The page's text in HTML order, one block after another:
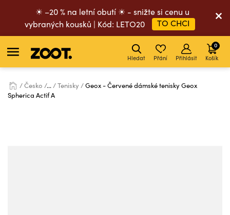
☀ –20 % na letní obutí ☀ - snižte si cenu u
vybraných kousků | Kód: LETO20
TO CHCI
Hledat Přání Přihlásit Košík
0
Česko ... Tenisky
Geox - Červené dámské tenisky Geox
Spherica Actif A